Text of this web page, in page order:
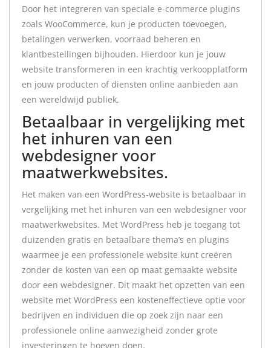
Door het integreren van speciale e-commerce plugins
zoals WooCommerce, kun je producten toevoegen,
betalingen verwerken, voorraad beheren en
klantbestellingen bijhouden. Hierdoor kun je jouw
website transformeren in een krachtig verkoopplatform
en jouw producten of diensten online aanbieden aan
een wereldwijd publiek.
Betaalbaar in vergelijking met
het inhuren van een
webdesigner voor
maatwerkwebsites.
Het maken van een WordPress-website is betaalbaar in
vergelijking met het inhuren van een webdesigner voor
maatwerkwebsites. Met WordPress heb je toegang tot
duizenden gratis en betaalbare thema’s en plugins
waarmee je een professionele website kunt creëren
zonder de kosten van een op maat gemaakte website
door een webdesigner. Dit maakt het opzetten van een
website met WordPress een kosteneffectieve optie voor
bedrijven en individuen die op zoek zijn naar een
professionele online aanwezigheid zonder grote
investeringen te hoeven doen.